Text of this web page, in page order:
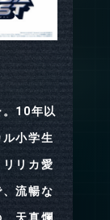
10年以
小学生
リカ愛
流暢な